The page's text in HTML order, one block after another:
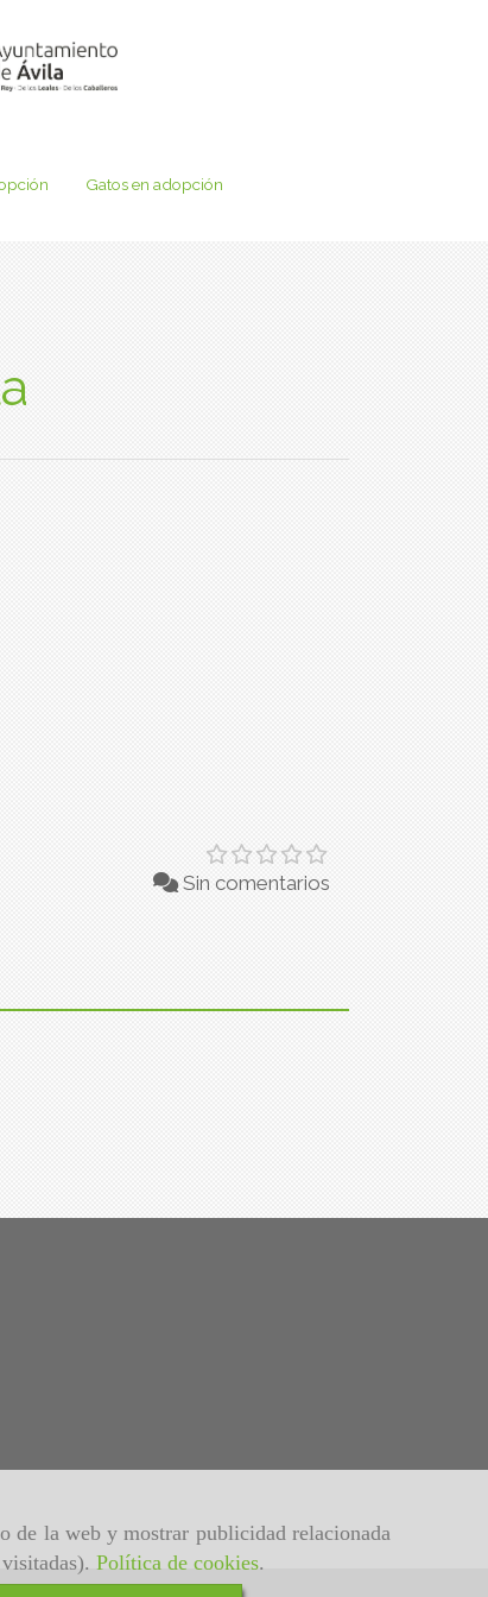
de la web y mostrar publicidad relacionada
Política de cookies.
Gatos en adopción
Sin comentarios